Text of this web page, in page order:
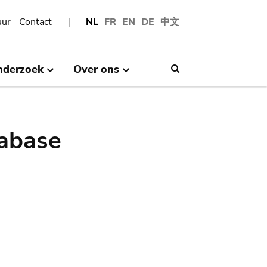
NL FR EN DE 中文
Contact
Over ons